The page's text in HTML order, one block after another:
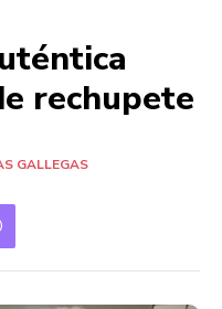
rechupete
GALLEGAS